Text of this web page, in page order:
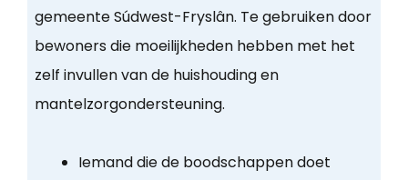
gemeente Súdwest-Fryslân. Te gebruiken door
bewoners die moeilijkheden hebben met het
zelf invullen van de huishouding en
mantelzorgondersteuning.
Iemand die de boodschappen doet